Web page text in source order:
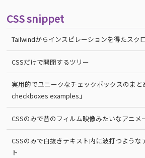
CSS snippet
Tailwindからインスピレーションを得たスク
CSSだけで開閉するツリー
実用的でユニークなチェックボックスのまと
checkboxes examples」
CSSのみで昔のフィルム映像みたいなアニメ
CSSのみで白抜きテキスト内に波打つような
ト